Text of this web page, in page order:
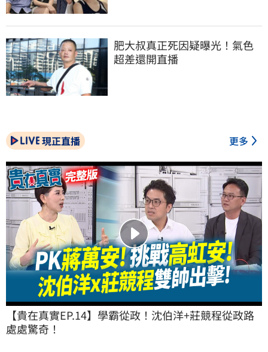
肥大叔真正死因疑曝光！氣色
超差還開直播
現正直播 更多
【貴在真實EP.14】學霸從政！沈伯洋+莊競程從政路
處處驚奇！